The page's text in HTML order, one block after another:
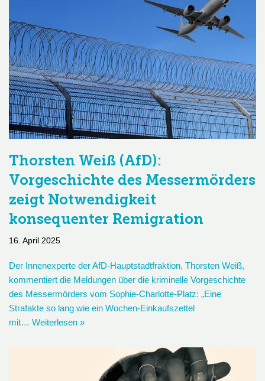
Thorsten Weiß (AfD):
Vorgeschichte des Messermörders
zeigt Notwendigkeit
konsequenter Remigration
16. April 2025
Der Innenexperte der AfD-Hauptstadtfraktion, Thorsten Weiß,
kommentiert die Meldungen über die kriminelle Vorgeschichte
des Messermörders vom Sophie-Charlotte-Platz: „Eine
Strafakte so lang wie ein Wochen-Einkaufszettel
mit… Weiterlesen »